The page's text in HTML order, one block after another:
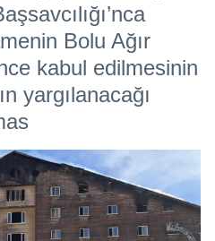
Bolu Ağır
kabul edilmesinin
yargılanacağı